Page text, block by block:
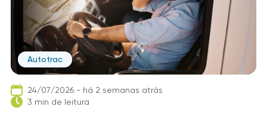
Autotrac
24/07/2026 - há 2 semanas atrás
3 min de leitura